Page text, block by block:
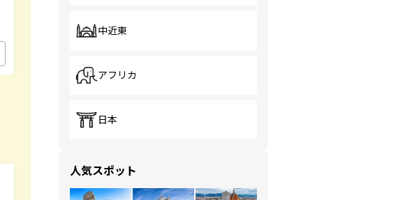
中近東
アフリカ
日本
人気スポット